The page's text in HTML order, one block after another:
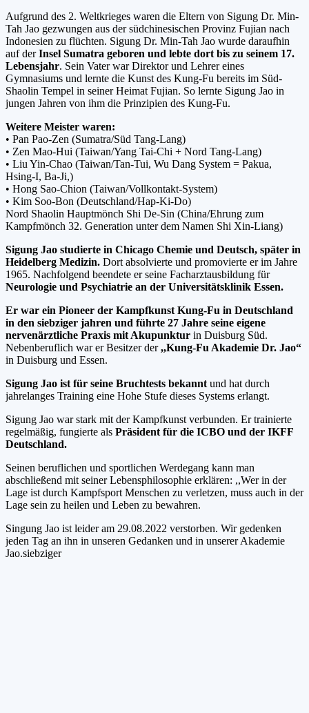
Aufgrund des 2. Weltkrieges waren die Eltern von Sigung Dr. Min-
Tah Jao gezwungen aus der südchinesischen Provinz Fujian nach
Indonesien zu flüchten. Sigung Dr. Min-Tah Jao wurde daraufhin
auf derInsel Sumatra geboren und lebte dort bis zu seinem 17.
Lebensjahr. Sein Vater war Direktor und Lehrer eines
Gymnasiums und lernte die Kunst des Kung-Fu bereits im Süd-
Shaolin Tempel in seiner Heimat Fujian. So lernte Sigung Jao in
jungen Jahren von ihm die Prinzipien des Kung-Fu.
Weitere Meister waren:
• Pan Pao-Zen (Sumatra/Süd Tang-Lang)
• Zen Mao-Hui (Taiwan/Yang Tai-Chi + Nord Tang-Lang)
• Liu Yin-Chao (Taiwan/Tan-Tui, Wu Dang System = Pakua,
Hsing-I, Ba-Ji,)
• Hong Sao-Chion (Taiwan/Vollkontakt-System)
• Kim Soo-Bon (Deutschland/Hap-Ki-Do)
Nord Shaolin Hauptmönch Shi De-Sin (China/Ehrung zum
Kampfmönch 32. Generation unter dem Namen Shi Xin-Liang)
Sigung Jao studierte in Chicago Chemie und Deutsch, später in
Heidelberg Medizin. Dort absolvierte und promovierte er im Jahre
1965. Nachfolgend beendete er seine Facharztausbildung für
Neurologie und Psychiatrie an der Universitätsklinik Essen.
Er war ein Pioneer der Kampfkunst Kung-Fu in Deutschland
in den siebziger jahren und führte 27 Jahre seine eigene
nervenärztliche Praxis mit Akupunktur in Duisburg Süd.
Nebenberuflich war er Besitzer der,,Kung-Fu Akademie Dr. Jao“
in Duisburg und Essen.
Sigung Jao ist für seine Bruchtests bekannt und hat durch
jahrelanges Training eine Hohe Stufe dieses Systems erlangt.
Sigung Jao war stark mit der Kampfkunst verbunden. Er trainierte
regelmäßig, fungierte als Präsident für die ICBO und der IKFF
Deutschland.
Seinen beruflichen und sportlichen Werdegang kann man
abschließend mit seiner Lebensphilosophie erklären: ,,Wer in der
Lage ist durch Kampfsport Menschen zu verletzen, muss auch in der
Lage sein zu heilen und Leben zu bewahren.
Singung Jao ist leider am 29.08.2022 verstorben. Wir gedenken
jeden Tag an ihn in unseren Gedanken und in unserer Akademie
Jao.siebziger